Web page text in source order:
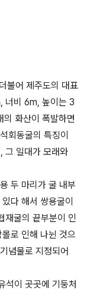
불어 제주도의 대표
너비 6m, 높이는 3
화산이 폭발하면
회동굴의 특징이
그 일대가 모래와
두 마리가 굴 내부
다 해서 쌍용굴이
재굴의 끝부분이 인
로 인해 나뉜 것으
념물로 지정되어
석이 곳곳에 기둥처